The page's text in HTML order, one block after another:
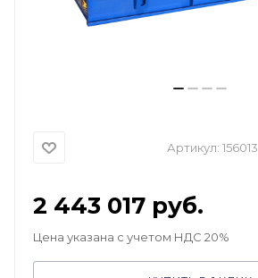
Артикул: 156013
2 443 017 руб.
Цена указана с учетом НДС 20%